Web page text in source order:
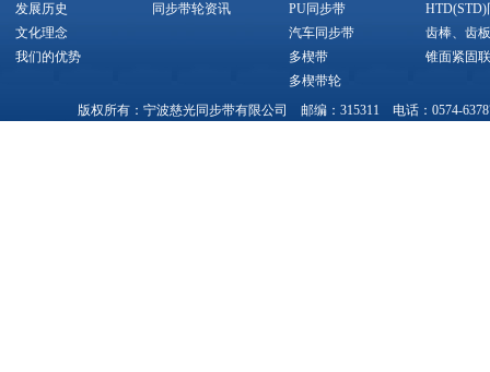
发展历史
文化理念
我们的优势
同步带轮资讯
PU同步带
汽车同步带
多楔带
多楔带轮
齿棒、齿板
锥面紧固
版权所有：宁波慈光同步带有限公司 邮编：315311 电话：0574-